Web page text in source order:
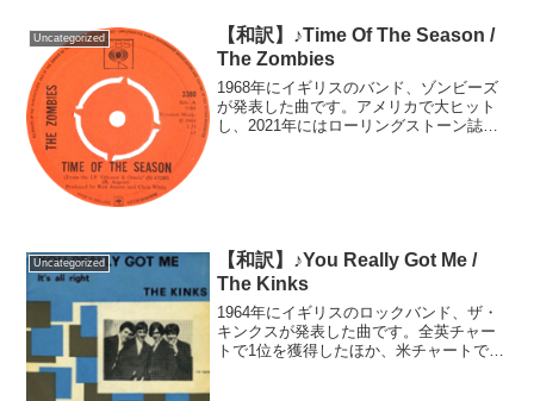
Uncategorized
【和訳】♪Time Of The Season /
The Zombies
1968年にイギリスのバンド、ゾンビーズ
が発表した曲です。アメリカで大ヒット
し、2021年にはローリングストーン誌が
Uncategorized
【和訳】♪You Really Got Me /
The Kinks
1964年にイギリスのロックバンド、ザ・
キンクスが発表した曲です。全英チャー
トで1位を獲得したほか、米チャートでも